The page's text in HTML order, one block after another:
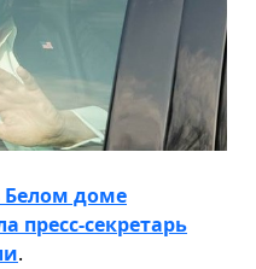
Белом доме
пресс-секретарь
.